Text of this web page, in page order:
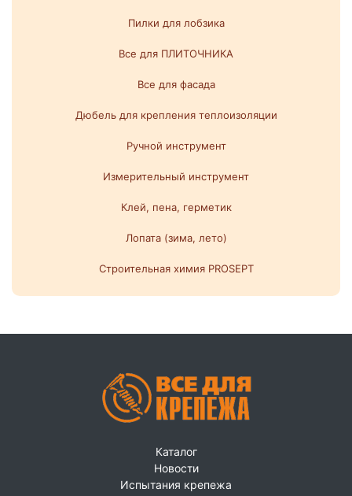
Пилки для лобзика
Все для ПЛИТОЧНИКА
Все для фасада
Дюбель для крепления теплоизоляции
Ручной инструмент
Измерительный инструмент
Клей, пена, герметик
Лопата (зима, лето)
Строительная химия PROSEPT
Каталог
Новости
Испытания крепежа